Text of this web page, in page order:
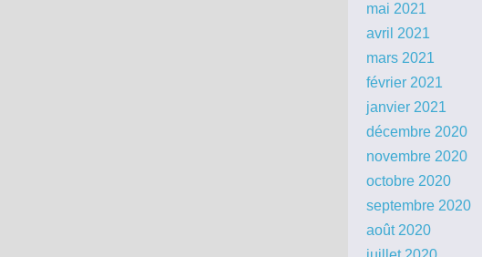
mai 2021
avril 2021
mars 2021
février 2021
janvier 2021
décembre 2020
novembre 2020
octobre 2020
septembre 2020
août 2020